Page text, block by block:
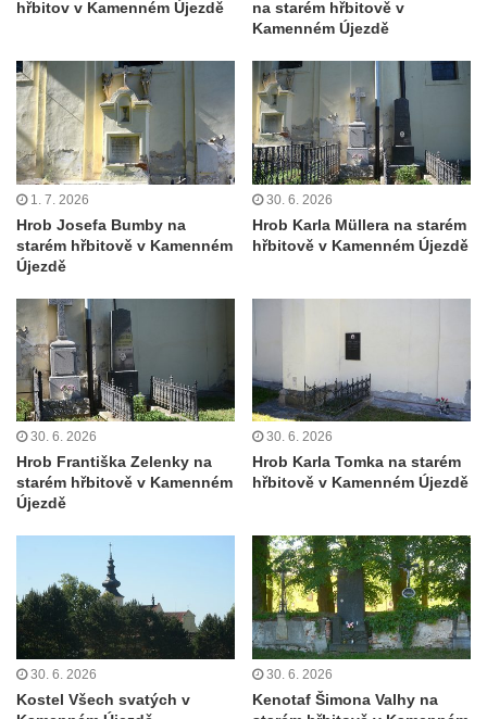
Kostel svatých Petra a Pavla v Jeníkově
Kaple Panny Marie v Lahošti
Kaple svatého Jana Nepomuckého v
Lahošti
Kostel svatého Mikuláše v Mikulášovicích
Kaple Matky Boží v Mikulášovicích
Mikulášovicích
Balzerova kaple v Mikulášovicích
Kostel svatého Václava ve Šluknově
Kostel svatého Mikuláše v Třebušíně
Klášterní kostel svatého Františka z Assisi v
Zákupech
Kostel svatých Fabiána a Šebestiána v
Zákupech
Kostel svatého Havla v Kuřívodech
Kaple Krista v žaláři u kostela Nalezení
svatého Kříže ve Frýdlantu
Kostel Nalezení svatého Kříže ve Frýdlantu
hřbitov v Kamenném Újezdě
na starém hřbitově v
Kamenném Újezdě
1. 7. 2026
Hrob Josefa Bumby na
starém hřbitově v Kamenném
Újezdě
30. 6. 2026
Hrob Karla Müllera na starém
hřbitově v Kamenném Újezdě
30. 6. 2026
Hrob Františka Zelenky na
starém hřbitově v Kamenném
Újezdě
30. 6. 2026
Hrob Karla Tomka na starém
hřbitově v Kamenném Újezdě
30. 6. 2026
Kostel Všech svatých v
30. 6. 2026
Kenotaf Šimona Valhy na